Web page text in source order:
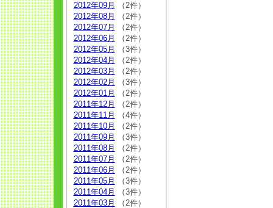
2012年09月
（2件）
2012年08月
（2件）
2012年07月
（2件）
2012年06月
（2件）
2012年05月
（3件）
2012年04月
（2件）
2012年03月
（2件）
2012年02月
（3件）
2012年01月
（2件）
2011年12月
（2件）
2011年11月
（4件）
2011年10月
（2件）
2011年09月
（3件）
2011年08月
（2件）
2011年07月
（2件）
2011年06月
（2件）
2011年05月
（3件）
2011年04月
（3件）
2011年03月
（2件）